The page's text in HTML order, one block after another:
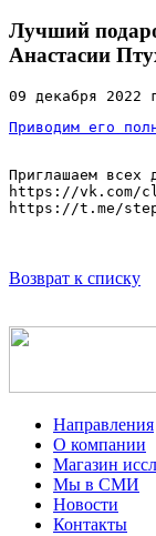
Лучший
Анастасии
09 декабря 2022
Приводим его
Приглашаем всех
https://vk.com/
https://t.me/
Возврат к списку
Направления
О компании
Магазин
Мы в СМИ
Новости
Контакты